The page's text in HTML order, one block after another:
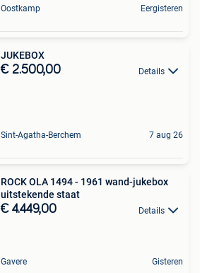
Oostkamp Eergisteren
JUKEBOX
€ 2.500,00 Details
Sint-Agatha-Berchem 7 aug 26
ROCK OLA 1494 - 1961 wand-jukebox
uitstekende staat
€ 4.449,00 Details
Gavere Gisteren